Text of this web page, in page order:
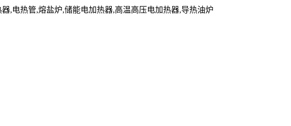
,电热管,熔盐炉,储能电加热器,高温高压电加热器,导热油炉